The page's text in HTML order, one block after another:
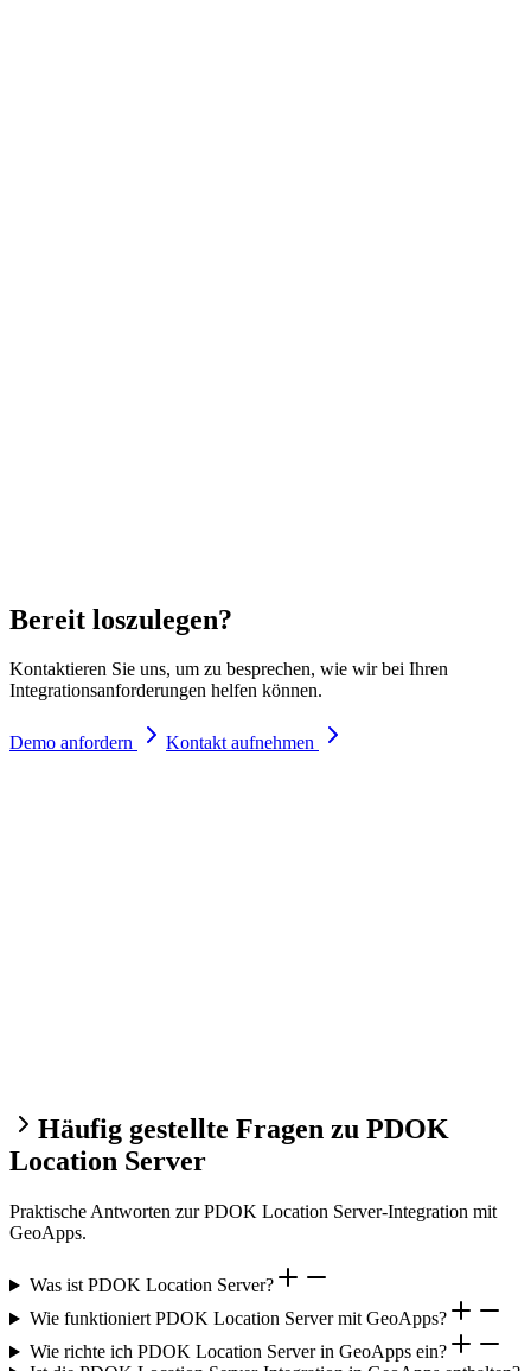
Bereit loszulegen?
Kontaktieren Sie uns, um zu besprechen, wie wir bei Ihren
Integrationsanforderungen helfen können.
Demo anfordern Kontakt aufnehmen
Häufig gestellte Fragen zu PDOK
Location Server
Praktische Antworten zur PDOK Location Server-Integration mit
GeoApps.
Was ist PDOK Location Server?
Wie funktioniert PDOK Location Server mit GeoApps?
Wie richte ich PDOK Location Server in GeoApps ein?